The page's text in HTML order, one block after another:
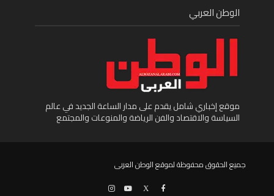
الوطن العربي
موقع إخباري شامل يقدم على مدار الساعة الجديد في عالم
السياسة والاقتصاد والفن الرياضة والمنوعات والمجتمع
جميع الحقوق محفوظة لموقع الوطن العربى